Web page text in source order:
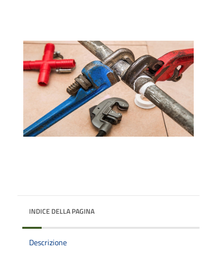
INDICE DELLA PAGINA
Descrizione